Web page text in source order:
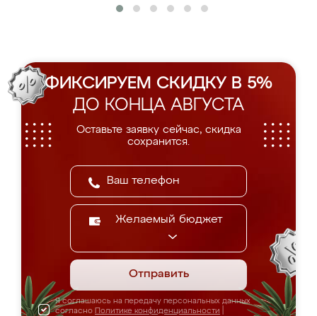
ФИКСИРУЕМ СКИДКУ В 5%
ДО КОНЦА АВГУСТА
Оставьте заявку сейчас, скидка
сохранится.
Желаемый бюджет
Отправить
Я соглашаюсь на передачу персональных данных
согласно Политике конфиденциальности